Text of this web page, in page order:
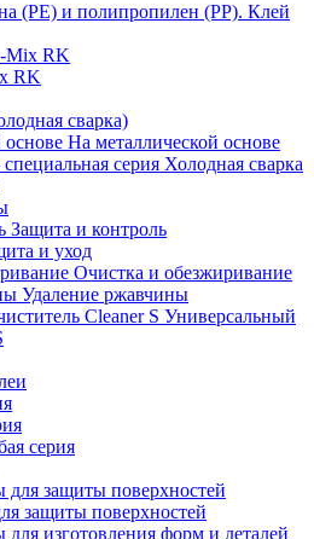
(PE) и полипропилен (PP). Клей
Mix RK
RK
сварка)
На металлической основе
Холодная сварка
Защита и контроль
и уход
Очистка и обезжиривание
Удаление ржавчины
Универсальный
серия
защиты поверхностей